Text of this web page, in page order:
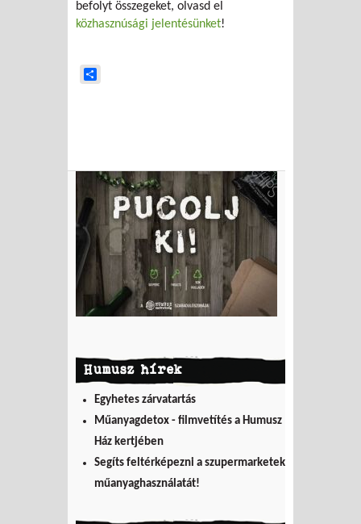
befolyt összegeket, olvasd el
közhasznúsági jelentésünket!
Humusz hírek
Egyhetes zárvatartás
Műanyagdetox - filmvetítés a Humusz
Ház kertjében
Segíts feltérképezni a szupermarketek
műanyaghasználatát!